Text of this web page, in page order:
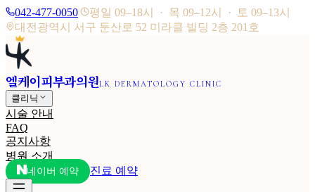
042-477-0050|
평일 09–18시 · 목 09–12시 · 토 09–13시
대전광역시 서구 둔산로 52 미라클 빌딩 2층 201호
엘케이피부과의원LK DERMATOLOGY CLINIC
클리닉
시술 안내
FAQ
공지사항
병원 소개
네이버 예약 진료 예약